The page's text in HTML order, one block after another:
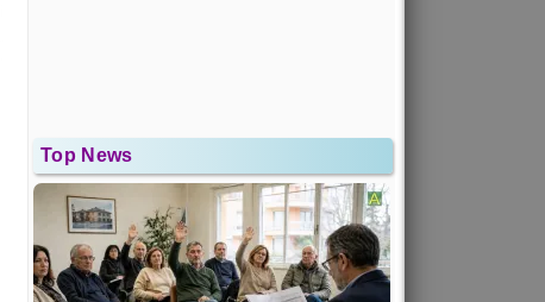
Top News